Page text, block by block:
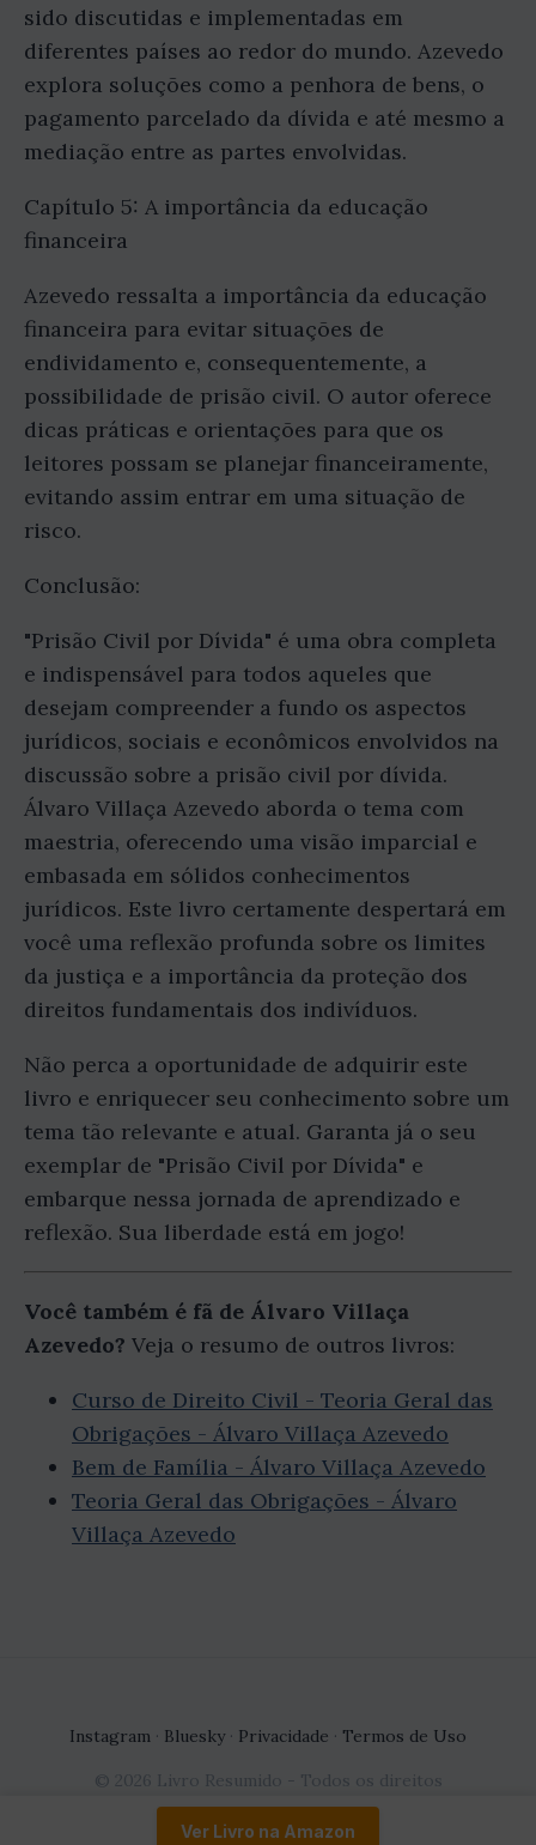
sido discutidas e implementadas em
diferentes países ao redor do mundo. Azevedo
explora soluções como a penhora de bens, o
pagamento parcelado da dívida e até mesmo a
mediação entre as partes envolvidas.
Capítulo 5: A importância da educação
financeira
Azevedo ressalta a importância da educação
financeira para evitar situações de
endividamento e, consequentemente, a
possibilidade de prisão civil. O autor oferece
dicas práticas e orientações para que os
leitores possam se planejar financeiramente,
evitando assim entrar em uma situação de
risco.
Conclusão:
"Prisão Civil por Dívida" é uma obra completa
e indispensável para todos aqueles que
desejam compreender a fundo os aspectos
jurídicos, sociais e econômicos envolvidos na
discussão sobre a prisão civil por dívida.
Álvaro Villaça Azevedo aborda o tema com
maestria, oferecendo uma visão imparcial e
embasada em sólidos conhecimentos
jurídicos. Este livro certamente despertará em
você uma reflexão profunda sobre os limites
da justiça e a importância da proteção dos
direitos fundamentais dos indivíduos.
Não perca a oportunidade de adquirir este
livro e enriquecer seu conhecimento sobre um
tema tão relevante e atual. Garanta já o seu
exemplar de "Prisão Civil por Dívida" e
embarque nessa jornada de aprendizado e
reflexão. Sua liberdade está em jogo!
Você também é fã de Álvaro Villaça
Azevedo? Veja o resumo de outros livros:
Curso de Direito Civil - Teoria Geral das
Obrigações - Álvaro Villaça Azevedo
Bem de Família - Álvaro Villaça Azevedo
Teoria Geral das Obrigações - Álvaro
Villaça Azevedo
Ver Livro na Amazon
Instagram · Bluesky· Privacidade · Termos de Uso
© 2026 Livro Resumido - Todos os direitos
reservados.